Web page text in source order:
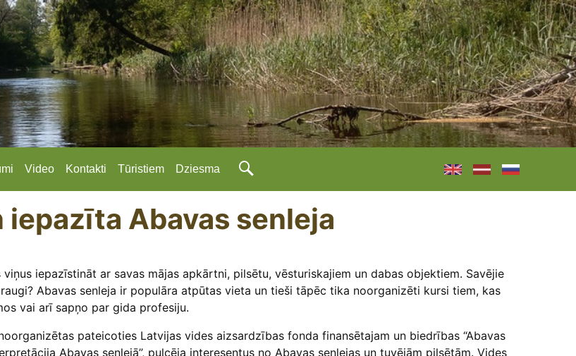
Video Kontakti Tūristiem Dziesma
Abavas senleja
iepazīstināt ar savas mājas apkārtni, pilsētu, vēsturiskajiem un dabas objektiem. Savējie
Abavas senleja ir populāra atpūtas vieta un tieši tāpēc tika noorganizēti kursi tiem, kas
vai arī sapņo par gida profesiju.
pateicoties Latvijas vides aizsardzības fonda finansētajam un biedrības “Abavas
Abavas senlejā”, pulcēja interesentus no Abavas senlejas un tuvējām pilsētām. Vides